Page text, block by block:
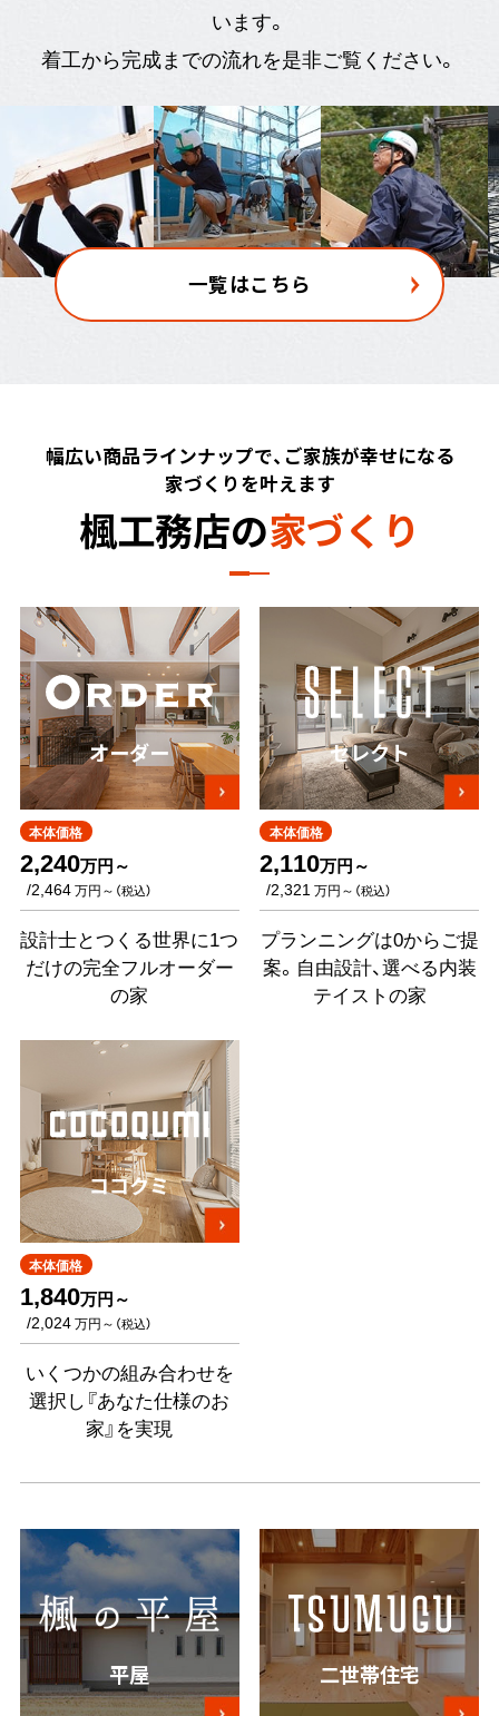
います。
着工から完成までの流れを是非ご覧ください。
一覧はこちら
幅広い商品ラインナップで、ご家族が幸せになる
家づくりを叶えます
楓工務店の家づく り
オーダー
本体価格
2,240万円～
/2,464万円～ （税込）
設計士とつくる世界に1つ
だけの完全フルオーダー
の家
セレクト
本体価格
2,110万円～
/2,321万円～ （税込）
プランニングは0からご提
案。自由設計、選べる内装
テイストの家
ココクミ
本体価格
1,840万円～
/2,024万円～ （税込）
いくつかの組み合わせを
選択し『あなた仕様のお
家』を実現
平屋 二世帯住宅